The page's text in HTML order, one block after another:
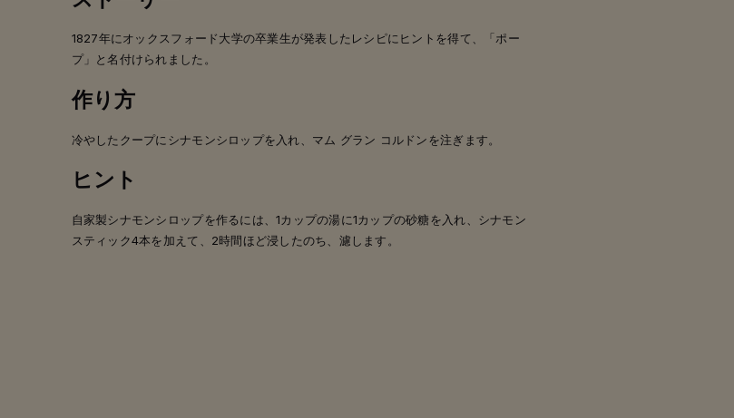
1827年にオックスフォード大学の卒業生が発表したレシピにヒントを得て、「ポー
プ」と名付けられました。
作り方
冷やしたクープにシナモンシロップを入れ、マム グラン コルドンを注ぎます。
ヒント
自家製シナモンシロップを作るには、1カップの湯に1カップの砂糖を入れ、シナモン
スティック4本を加えて、2時間ほど浸したのち、濾します。